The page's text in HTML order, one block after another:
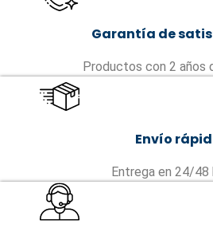
Garantía de
Productos con 2 años
Envío
Entrega en 24/48